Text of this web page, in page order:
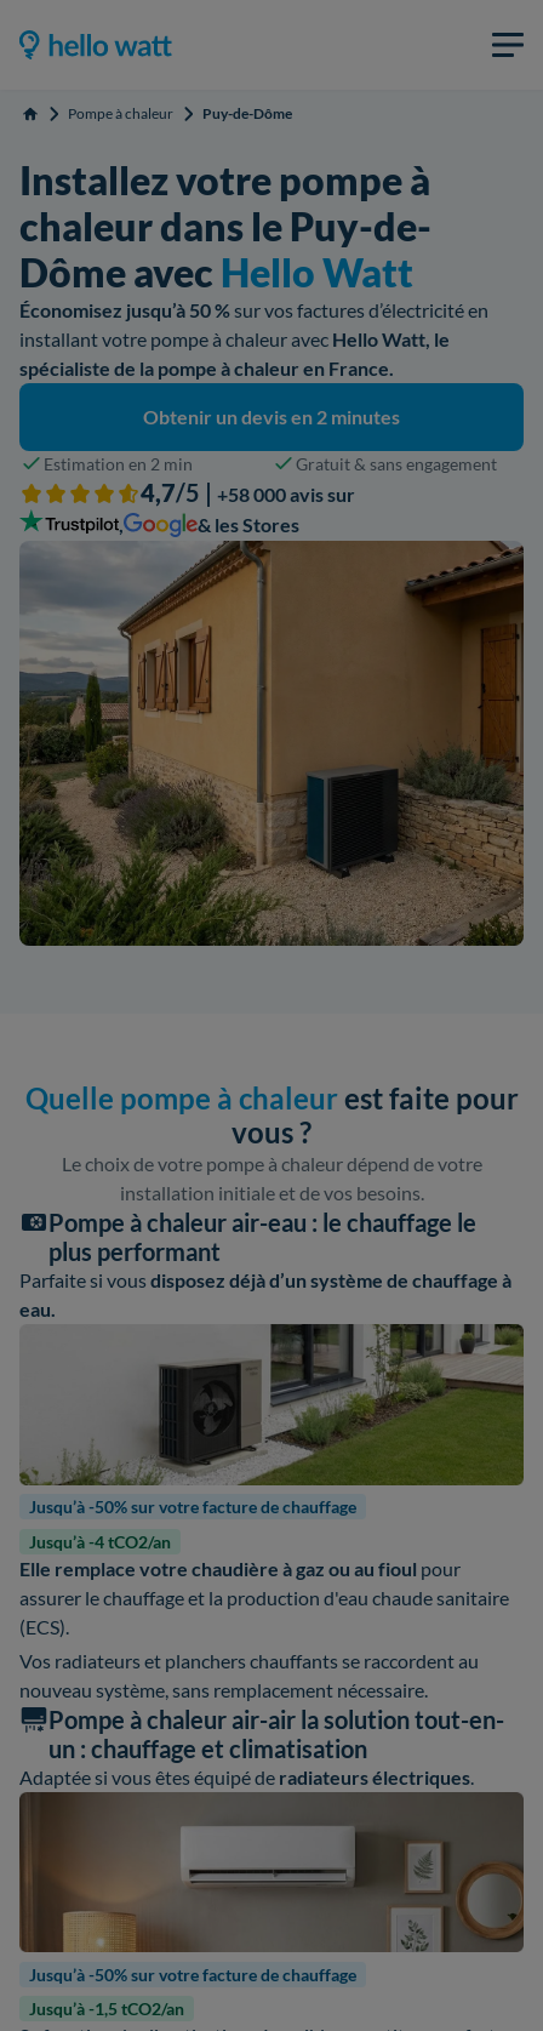
Accueil Pompe à chaleur Puy-de-Dôme
Installez votre pompe à
chaleur dans le Puy-de-
Dôme avec Hello Watt
Économisez jusqu’à 50 %sur vos factures d’électricité en
installant votre pompe à chaleur avec Hello Watt, le
spécialiste de la pompe à chaleur en France.
Obtenir un devis en 2 minutes
Estimation en 2 min Gratuit & sans engagement
4,7/5 | +58 000 avis sur
,
& les Stores
Quelle pompe à chaleurest faite pour
vous ?
Le choix de votre pompe à chaleur dépend de votre
installation initiale et de vos besoins.
Pompe à chaleur air-eau : le chauffage le
plus performant
Parfaite si vousdisposez déjà d’un système de chauffage à
eau.
Jusqu’à -50% sur votre facture de chauffage
Jusqu’à -4 tCO2/an
Elle remplace votre chaudière à gaz ou au fioul pour
assurer le chauffage et la production d'eau chaude sanitaire
(ECS).
Vos radiateurs et planchers chauffants se raccordent au
nouveau système, sans remplacement nécessaire.
Pompe à chaleur air-air la solution tout-en-
un : chauffage et climatisation
Adaptée si vous êtes équipé de radiateurs électriques
Jusqu’à -50% sur votre facture de chauffage
Jusqu’à -1,5 tCO2/an